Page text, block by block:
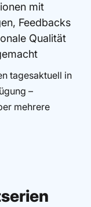
mit
Feedbacks
Qualität
tagesaktuell in
–
mehrere